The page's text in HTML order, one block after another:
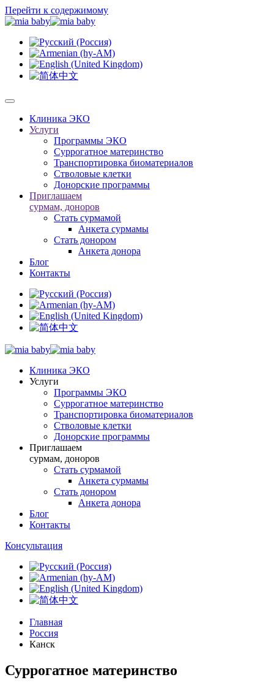
Перейти к содержимому
Клиника ЭКО
Услуги
Программы ЭКО
Суррогатное материнство
Транспортировка биоматериалов
Стволовые клетки
Донорские программы
Приглашаем
сурмам, доноров
Стать сурмамой
Анкета сурмамы
Стать донором
Анкета донора
Блог
Контакты
Клиника ЭКО
Услуги
Программы ЭКО
Суррогатное материнство
Транспортировка биоматериалов
Стволовые клетки
Донорские программы
Приглашаем
сурмам, доноров
Стать сурмамой
Анкета сурмамы
Стать донором
Анкета донора
Блог
Контакты
Консультация
Главная
Россия
Канск
Суррогатное материнство